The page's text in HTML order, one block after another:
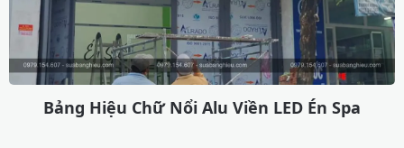
Bảng Hiệu Chữ Nổi Alu Viền LED Én Spa